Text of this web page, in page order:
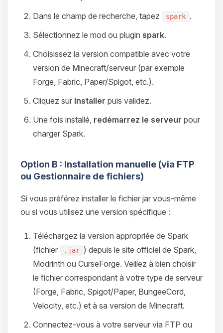
Dans le champ de recherche, tapez
spark .
Sélectionnez le mod ou plugin spark.
Choisissez la version compatible avec votre
version de Minecraft/serveur (par exemple
Forge, Fabric, Paper/Spigot, etc.).
Cliquez sur Installer puis validez.
Une fois installé, redémarrez le serveur pour
charger Spark.
Option B : Installation manuelle (via FTP
ou Gestionnaire de fichiers)
Si vous préférez installer le fichier jar vous-même
ou si vous utilisez une version spécifique :
Téléchargez la version appropriée de Spark
(fichier
.jar ) depuis le site officiel de Spark,
Modrinth ou CurseForge. Veillez à bien choisir
le fichier correspondant à votre type de serveur
(Forge, Fabric, Spigot/Paper, BungeeCord,
Velocity, etc.) et à sa version de Minecraft.
Connectez-vous à votre serveur via FTP ou